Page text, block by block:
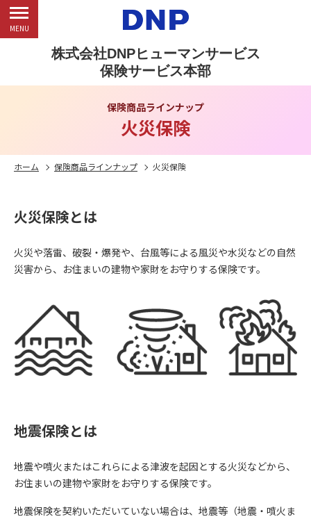
株式会社DNPヒューマンサービス
保険サービス本部
MENU
保険商品ラインナップ
火災保険
ホーム 保険商品ラインナップ 火災保険
火災保険とは
火災や落雷、破裂・爆発や、台風等による風災や水災などの自然
災害から、お住まいの建物や家財をお守りする保険です。
地震保険とは
地震や噴火またはこれらによる津波を起因とする火災などから、
お住まいの建物や家財をお守りする保険です。
地震保険を契約いただいていない場合は、地震等（地震・噴火ま